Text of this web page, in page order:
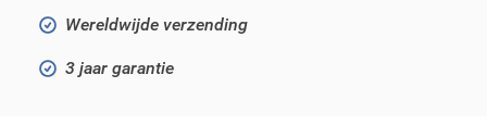
Wereldwijde verzending
3 jaar garantie